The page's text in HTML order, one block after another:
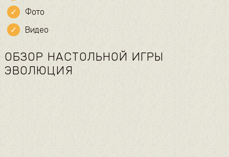
Фото
Видео
ОБЗОР НАСТОЛЬНОЙ ИГРЫ
ЭВОЛЮЦИЯ